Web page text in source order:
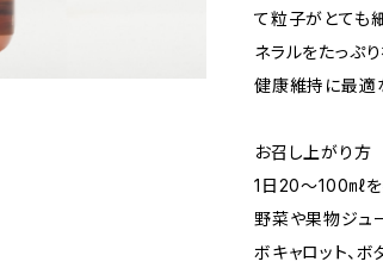
て粒子がとても
ネラルをたっぷ
健康維持に最適
お召し上がり方
1日20〜100㎖を
野菜や果物ジュ
ボキャロット、